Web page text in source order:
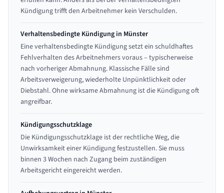
Kündigung trifft den Arbeitnehmer kein Verschulden.
Verhaltensbedingte Kündigung in Münster
Eine verhaltensbedingte Kündigung setzt ein schuldhaftes
Fehlverhalten des Arbeitnehmers voraus – typischerweise
nach vorheriger Abmahnung. Klassische Fälle sind
Arbeitsverweigerung, wiederholte Unpünktlichkeit oder
Diebstahl. Ohne wirksame Abmahnung ist die Kündigung oft
angreifbar.
Kündigungsschutzklage
Die Kündigungsschutzklage ist der rechtliche Weg, die
Unwirksamkeit einer Kündigung festzustellen. Sie muss
binnen 3 Wochen nach Zugang beim zuständigen
Arbeitsgericht eingereicht werden.